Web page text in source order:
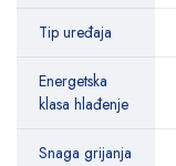
Tip uređaja
Energetska
klasa hlađenje
Snaga grijanja